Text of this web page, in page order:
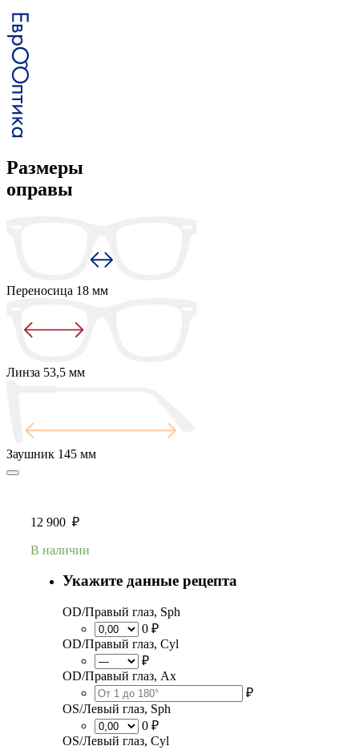
Размеры
оправы
Переносица 18 мм
Линза 53,5 мм
Заушник 145 мм
12 900 ₽
В наличии
Укажите данные рецепта
OD/Правый глаз, Sph
0 ₽
OD/Правый глаз, Cyl
₽
OD/Правый глаз, Ax
₽
OS/Левый глаз, Sph
0 ₽
OS/Левый глаз, Cyl